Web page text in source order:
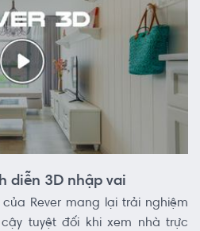
diễn 3D nhập vai
Rever mang lại trải nghiệm
tuyệt đối khi xem nhà trực